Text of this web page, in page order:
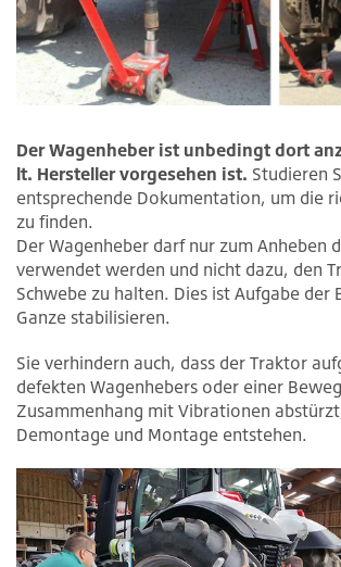
Der Wagenheber ist unbedingt dort
lt. Hersteller vorgesehen ist. Studieren
entsprechende Dokumentation, um die
zu finden.
Der Wagenheber darf nur zum Anheben
verwendet werden und nicht dazu, den
Schwebe zu halten. Dies ist Aufgabe der
Ganze stabilisieren.
Sie verhindern auch, dass der Traktor
defekten Wagenhebers oder einer
Zusammenhang mit Vibrationen
Demontage und Montage entstehen.